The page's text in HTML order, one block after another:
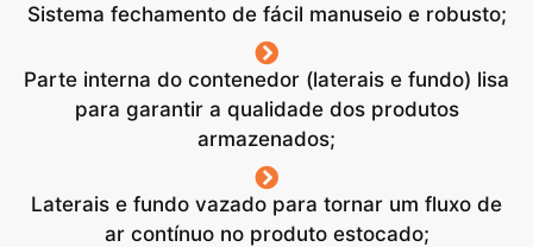
Sistema fechamento de fácil manuseio e robusto;
Parte interna do contenedor (laterais e fundo) lisa
para garantir a qualidade dos produtos
armazenados;
Laterais e fundo vazado para tornar um fluxo de
ar contínuo no produto estocado;